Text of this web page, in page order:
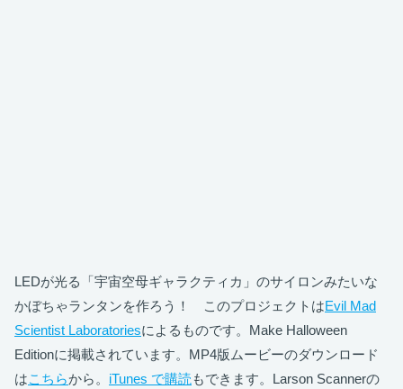
LEDが光る「宇宙空母ギャラクティカ」のサイロンみたいな
かぼちゃランタンを作ろう！ このプロジェクトはEvil Mad
Scientist Laboratoriesによるものです。Make Halloween
Editionに掲載されています。MP4版ムービーのダウンロード
はこちらから。 iTunes で購読 もできます。Larson Scannerの